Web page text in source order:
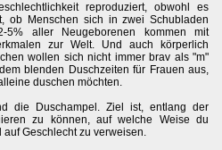
reproduziert, obwohl es
ob Menschen sich in zwei Schubladen
5% aller Neugeborenen kommen mit
zur Welt. Und auch körperlich
wollen sich nicht immer brav als "m"
blenden Duschzeiten für Frauen aus,
duschen möchten.
die Duschampel. Ziel ist, entlang der
zu können, auf welche Weise du
Geschlecht zu verweisen.